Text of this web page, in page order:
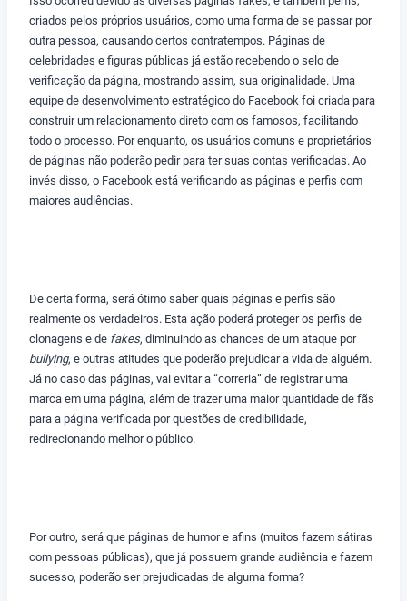
criados pelos próprios usuários, como uma forma de se passar por
outra pessoa, causando certos contratempos. Páginas de
celebridades e figuras públicas já estão recebendo o selo de
verificação da página, mostrando assim, sua originalidade. Uma
equipe de desenvolvimento estratégico do Facebook foi criada para
construir um relacionamento direto com os famosos, facilitando
todo o processo. Por enquanto, os usuários comuns e proprietários
de páginas não poderão pedir para ter suas contas verificadas. Ao
invés disso, o Facebook está verificando as páginas e perfis com
maiores audiências.
De certa forma, será ótimo saber quais páginas e perfis são
realmente os verdadeiros. Esta ação poderá proteger os perfis de
clonagens e de fakes, diminuindo as chances de um ataque por
bullying, e outras atitudes que poderão prejudicar a vida de alguém.
Já no caso das páginas, vai evitar a “correria” de registrar uma
marca em uma página, além de trazer uma maior quantidade de fãs
para a página verificada por questões de credibilidade,
redirecionando melhor o público.
Por outro, será que páginas de humor e afins (muitos fazem sátiras
com pessoas públicas), que já possuem grande audiência e fazem
sucesso, poderão ser prejudicadas de alguma forma?